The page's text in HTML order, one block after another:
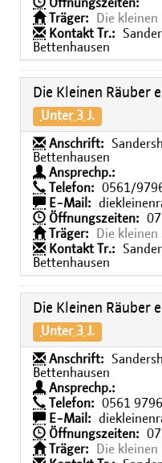
Öffnungszeiten:
Träger:
Die kleinen
Kontakt Tr.:
Bettenhausen
Die Kleinen Räuber
Unter 3 J.
Anschrift:
Bettenhausen
Ansprechp.:
Telefon:
0561/
E-Mail:
Öffnungszeiten:
Träger:
Die kleinen
Kontakt Tr.:
Bettenhausen
Die Kleinen Räuber
Unter 3 J.
Anschrift:
Bettenhausen
Ansprechp.:
Telefon:
0561
E-Mail:
Öffnungszeiten:
Träger:
Die kleinen